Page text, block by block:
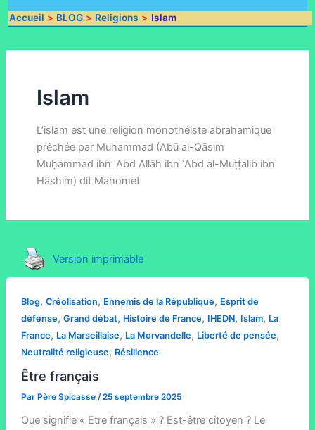
Accueil BLOG Religions Islam
Islam
L’islam est une religion monothéiste abrahamique
prêchée par Muhammad (Abū al-Qāsim
Muḥammad ibn ʿAbd Allāh ibn ʿAbd al-Muṭṭalib ibn
Hāshim) dit Mahomet
Version imprimable
Blog, Créolisation, Ennemis de la République, Esprit de
défense, Grand débat, Histoire de France, IHEDN, Islam, La
France, La Marseillaise, La Morvandelle, Liberté de pensée,
Neutralité religieuse, Résilience
Être français
Par Père Spicasse /25 septembre 2025
Que signifie « Etre français » ? Est-être citoyen ? Le